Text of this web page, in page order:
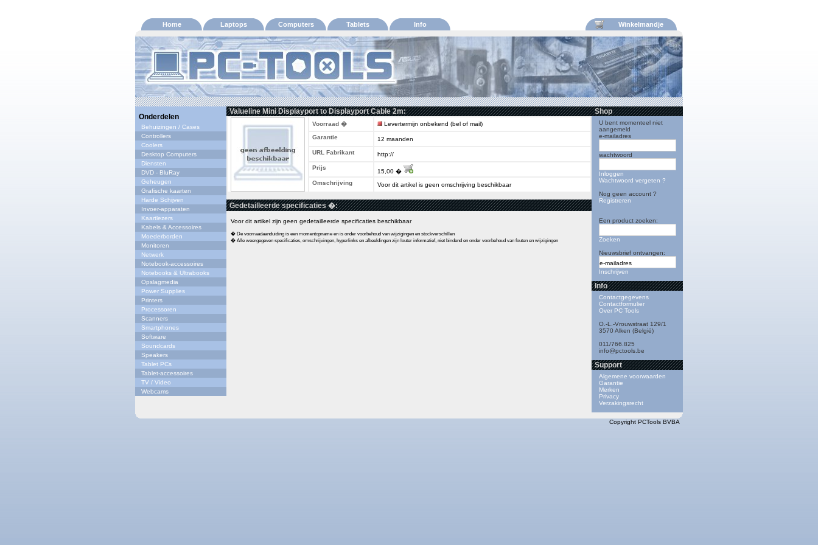
Home Laptops Computers Tablets Info Winkelmandje
Onderdelen
Behuizingen / Cases
Controllers
Coolers
Desktop Computers
Diensten
DVD - BluRay
Geheugen
Grafische kaarten
Harde Schijven
Invoer-apparaten
Kaartlezers
Kabels & Accessoires
Moederborden
Monitoren
Netwerk
Notebook-accessoires
Notebooks & Ultrabooks
Opslagmedia
Power Supplies
Printers
Processoren
Scanners
Smartphones
Software
Soundcards
Speakers
Tablet PCs
Tablet-accessoires
TV / Video
Webcams
Valueline Mini Displayport to Displayport Cable 2m:
Voorraad �
Levertermijn onbekend (bel of mail)
Garantie
12 maanden
URL Fabrikant
http://
Prijs
15,00 �
Omschrijving
Voor dit artikel is geen omschrijving beschikbaar
Gedetailleerde specificaties �:
Voor dit artikel zijn geen gedetailleerde specificaties beschikbaar
� De voorraadaanduiding is een momentopname en is onder voorbehoud van wijzigingen en stockverschillen
� Alle weergegeven specificaties, omschrijvingen, hyperlinks en afbeeldingen zijn louter informatief, niet bindend en onder voorbehoud van fouten en wijzigingen
Shop
U bent momenteel niet
aangemeld
e-mailadres
wachtwoord
Inloggen
Wachtwoord vergeten ?
Nog geen account ?
Registreren
Een product zoeken:
Zoeken
Nieuwsbrief ontvangen:
Inschrijven
Info
Contactgegevens
Contactformulier
Over PC Tools
O.-L.-Vrouwstraat 129/1
3570 Alken (België)
011/766.825
info@pctools.be
Support
Algemene voorwaarden
Garantie
Merken
Privacy
Verzakingsrecht
Copyright PCTools BVBA